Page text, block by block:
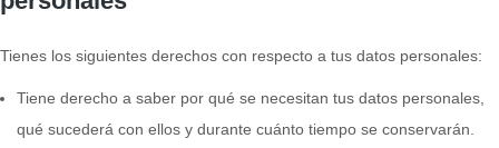
Tienes los siguientes derechos con respecto a tus datos personales:
Tiene derecho a saber por qué se necesitan tus datos personales,
qué sucederá con ellos y durante cuánto tiempo se conservarán.